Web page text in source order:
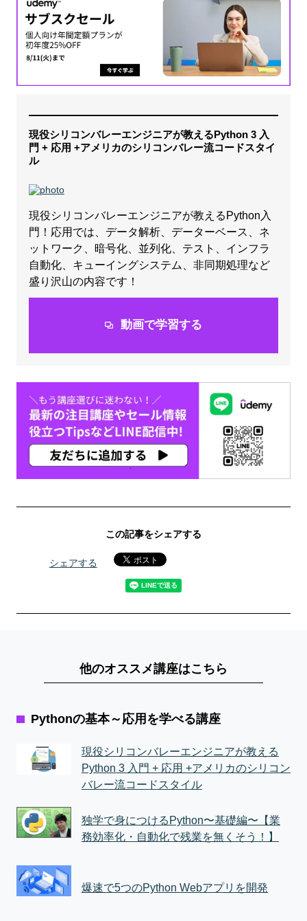
現役シリコンバレーエンジニアが教えるPython 3 入
門 + 応用 +アメリカのシリコンバレー流コードスタイ
ル
現役シリコンバレーエンジニアが教えるPython入
門！応用では、データ解析、データーベース、ネ
ットワーク、暗号化、並列化、テスト、インフラ
自動化、キューイングシステム、非同期処理など
盛り沢山の内容です！
動画で学習する
この記事をシェアする
シェアする
他のオススメ講座はこちら
Pythonの基本～応用を学べる講座
現役シリコンバレーエンジニアが教える
Python 3 入門 + 応用 +アメリカのシリコン
バレー流コードスタイル
独学で身につけるPython〜基礎編〜【業
務効率化・自動化で残業を無くそう！】
爆速で5つのPython Webアプリを開発